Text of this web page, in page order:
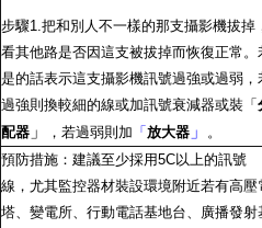
步驟1.把和別人不一樣的那支攝影機拔掉
看其他路是否因這支被拔掉而恢復正常。
是的話表示這支攝影機訊號過強或過弱，
過強則換較細的線或加訊號衰減器或裝「
配器 」 ，若過弱則加 「 放大器 」 。
預防措施：建議至少採用5C以上的訊號
線，尤其監控器材裝設環境附近若有高壓
塔、變電所、行動電話基地台、廣播發射